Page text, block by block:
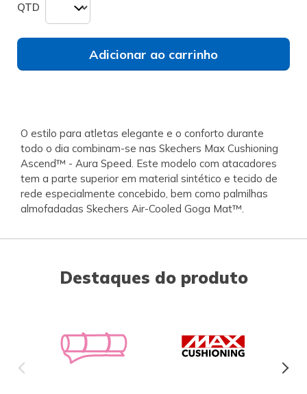
QTD
Adicionar ao carrinho
O estilo para atletas elegante e o conforto durante
todo o dia combinam-se nas Skechers Max Cushioning
Ascend™ - Aura Speed. Este modelo com atacadores
tem a parte superior em material sintético e tecido de
rede especialmente concebido, bem como palmilhas
almofadadas Skechers Air-Cooled Goga Mat™.
Destaques do produto